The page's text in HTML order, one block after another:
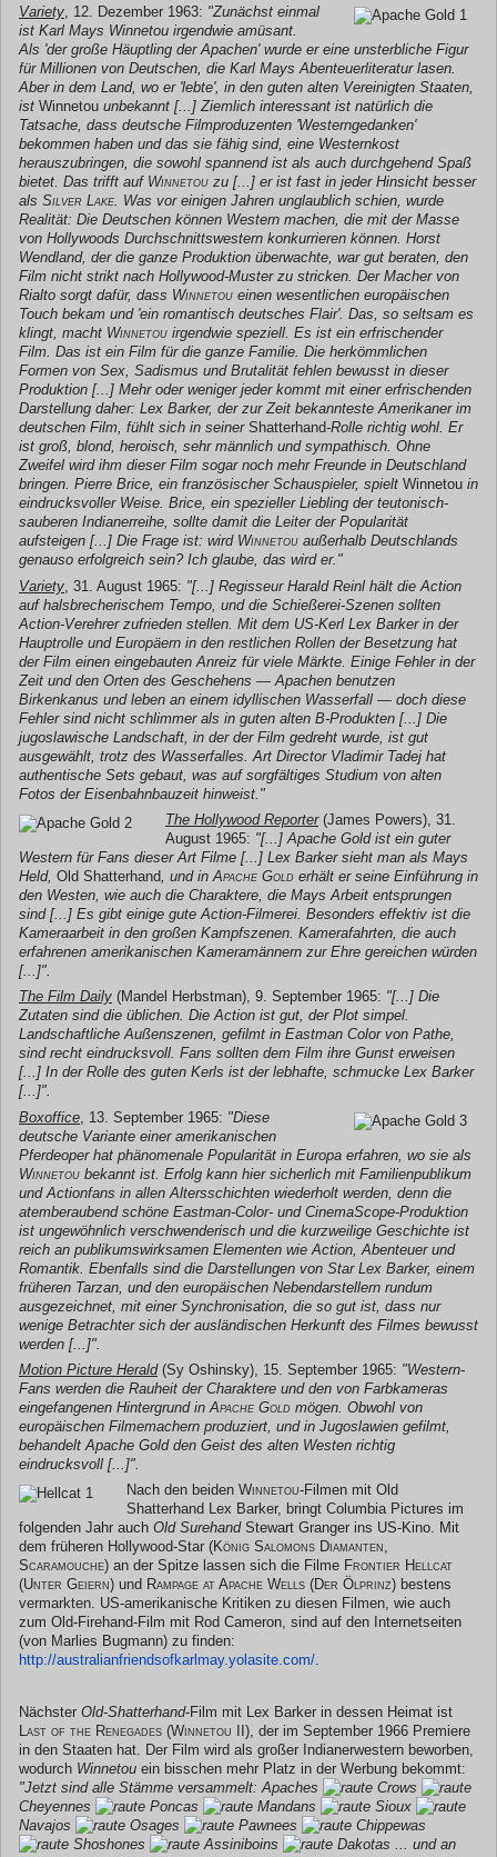
Variety, 12. Dezember 1963: "Zunächst einmal
ist Karl Mays Winnetou irgendwie amüsant.
Als 'der große Häuptling der Apachen' wurde er eine unsterbliche Figur
für Millionen von Deutschen, die Karl Mays Abenteuerliteratur lasen.
Aber in dem Land, wo er 'lebte', in den guten alten Vereinigten Staaten,
ist Winnetou unbekannt [...] Ziemlich interessant ist natürlich die
Tatsache, dass deutsche Filmproduzenten 'Westerngedanken'
bekommen haben und das sie fähig sind, eine Westernkost
herauszubringen, die sowohl spannend ist als auch durchgehend Spaß
bietet. Das trifft auf Winnetou zu [...] er ist fast in jeder Hinsicht besser
als Silver Lake. Was vor einigen Jahren unglaublich schien, wurde
Realität: Die Deutschen können Western machen, die mit der Masse
von Hollywoods Durchschnittswestern konkurrieren können. Horst
Wendland, der die ganze Produktion überwachte, war gut beraten, den
Film nicht strikt nach Hollywood-Muster zu stricken. Der Macher von
Rialto sorgt dafür, dass Winnetou einen wesentlichen europäischen
Touch bekam und 'ein romantisch deutsches Flair'. Das, so seltsam es
klingt, macht Winnetou irgendwie speziell. Es ist ein erfrischender
Film. Das ist ein Film für die ganze Familie. Die herkömmlichen
Formen von Sex, Sadismus und Brutalität fehlen bewusst in dieser
Produktion [...] Mehr oder weniger jeder kommt mit einer erfrischenden
Darstellung daher: Lex Barker, der zur Zeit bekannteste Amerikaner im
deutschen Film, fühlt sich in seiner Shatterhand-Rolle richtig wohl. Er
ist groß, blond, heroisch, sehr männlich und sympathisch. Ohne
Zweifel wird ihm dieser Film sogar noch mehr Freunde in Deutschland
bringen. Pierre Brice, ein französischer Schauspieler, spielt Winnetou in
eindrucksvoller Weise. Brice, ein spezieller Liebling der teutonisch-
sauberen Indianerreihe, sollte damit die Leiter der Popularität
aufsteigen [...] Die Frage ist: wird Winnetou außerhalb Deutschlands
genauso erfolgreich sein? Ich glaube, das wird er."
Variety , 31. August 1965: "[...] Regisseur Harald Reinl hält die Action
auf halsbrecherischem Tempo, und die Schießerei-Szenen sollten
Action-Verehrer zufrieden stellen. Mit dem US-Kerl Lex Barker in der
Hauptrolle und Europäern in den restlichen Rollen der Besetzung hat
der Film einen eingebauten Anreiz für viele Märkte. Einige Fehler in der
Zeit und den Orten des Geschehens — Apachen benutzen
Birkenkanus und leben an einem idyllischen Wasserfall — doch diese
Fehler sind nicht schlimmer als in guten alten B-Produkten [...] Die
jugoslawische Landschaft, in der der Film gedreht wurde, ist gut
ausgewählt, trotz des Wasserfalles. Art Director Vladimir Tadej hat
authentische Sets gebaut, was auf sorgfältiges Studium von alten
Fotos der Eisenbahnbauzeit hinweist."
The Hollywood Reporter(James Powers), 31.
August 1965: "[...] Apache Goldist ein guter
Western für Fans dieser Art Filme [...] Lex Barker sieht man als Mays
Held, Old Shatterhand , und in Apache Gold erhält er seine Einführung in
den Westen, wie auch die Charaktere, die Mays Arbeit entsprungen
sind [...] Es gibt einige gute Action-Filmerei. Besonders effektiv ist die
Kameraarbeit in den großen Kampfszenen. Kamerafahrten, die auch
erfahrenen amerikanischen Kameramännern zur Ehre gereichen würden
[...]".
The Film Daily (Mandel Herbstman), 9. September 1965: "[...] Die
Zutaten sind die üblichen. Die Action ist gut, der Plot simpel.
Landschaftliche Außenszenen, gefilmt in Eastman Color von Pathe,
sind recht eindrucksvoll. Fans sollten dem Film ihre Gunst erweisen
[...] In der Rolle des guten Kerls ist der lebhafte, schmucke Lex Barker
[...]".
Boxoffice , 13. September 1965: "Diese
deutsche Variante einer amerikanischen
Pferdeoper hat phänomenale Popularität in Europa erfahren, wo sie als
Winnetou bekannt ist. Erfolg kann hier sicherlich mit Familienpublikum
und Actionfans in allen Altersschichten wiederholt werden, denn die
atemberaubend schöne Eastman-Color- und CinemaScope-Produktion
ist ungewöhnlich verschwenderisch und die kurzweilige Geschichte ist
reich an publikumswirksamen Elementen wie Action, Abenteuer und
Romantik. Ebenfalls sind die Darstellungen von Star Lex Barker, einem
früheren Tarzan, und den europäischen Nebendarstellern rundum
ausgezeichnet, mit einer Synchronisation, die so gut ist, dass nur
wenige Betrachter sich der ausländischen Herkunft des Filmes bewusst
werden [...]".
Motion Picture Herald(Sy Oshinsky), 15. September 1965: "Western-
Fans werden die Rauheit der Charaktere und den von Farbkameras
eingefangenen Hintergrund inApache Gold mögen. Obwohl von
europäischen Filmemachern produziert, und in Jugoslawien gefilmt,
behandelt Apache Gold den Geist des alten Westen richtig
eindrucksvoll [...]".
Nach den beiden Winnetou-Filmen mit Old
Shatterhand Lex Barker, bringt Columbia Pictures im
folgenden Jahr auch Old SurehandStewart Granger ins US-Kino. Mit
dem früheren Hollywood-Star (König Salomons Diamanten,
Scaramouche) an der Spitze lassen sich die Filme Frontier Hellcat
(Unter Geiern) und Rampage at Apache Wells (Der Ölprinz) bestens
vermarkten. US-amerikanische Kritiken zu diesen Filmen, wie auch
zum Old-Firehand-Film mit Rod Cameron, sind auf den Internetseiten
(von Marlies Bugmann) zu finden:
http://australianfriendsofkarlmay.yolasite.com/.
Nächster Old-Shatterhand-Film mit Lex Barker in dessen Heimat ist
Last of the Renegades (Winnetou II ), der im September 1966 Premiere
in den Staaten hat. Der Film wird als großer Indianerwestern beworben,
wodurch Winnetou ein bisschen mehr Platz in der Werbung bekommt:
"Jetzt sind alle Stämme versammelt: Apaches
Crows
Cheyennes
Poncas Mandans
Sioux
Navajos
Osages Pawnees
Chippewas
Shoshones
Assiniboins
Dakotas ... und an